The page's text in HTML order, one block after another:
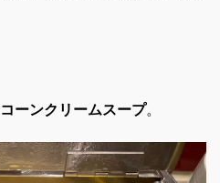
コーンクリームスープ。